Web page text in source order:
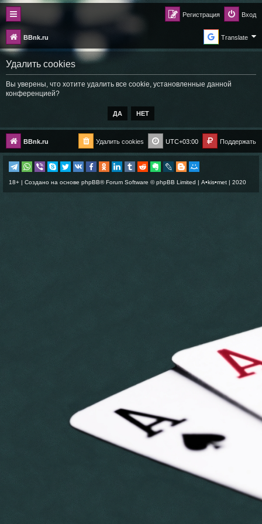
Вход
Регистрация
BBnk.ru Translate
Удалить cookies
Вы уверены, что хотите удалить все cookie, установленные данной
конференцией?
BBnk.ru Поддержать
UTC+03:00
Удалить cookies
18+ | Создано на основе phpBB® Forum Software © phpBB Limited | A•kis•met | 2020